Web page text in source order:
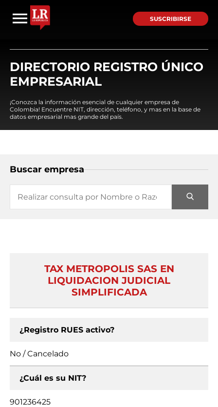
SUSCRIBIRSE
DIRECTORIO REGISTRO ÚNICO
EMPRESARIAL
¡Conozca la información esencial de cualquier empresa de
Colombia! Encuentre NIT, dirección, teléfono, y mas en la base de
datos empresarial mas grande del país.
Buscar empresa
TAX METROPOLIS SAS EN
LIQUIDACION JUDICIAL
SIMPLIFICADA
¿Registro RUES activo?
No / Cancelado
¿Cuál es su NIT?
901236425